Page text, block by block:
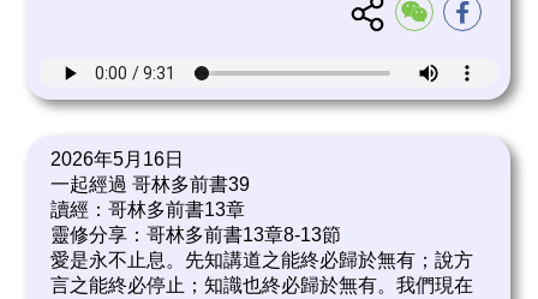
2026年5月16日
一起經過 哥林多前書39
讀經：哥林多前書13章
靈修分享：哥林多前書13章8-13節
愛是永不止息。先知講道之能終必歸於無有；說方
言之能終必停止；知識也終必歸於無有。我們現在